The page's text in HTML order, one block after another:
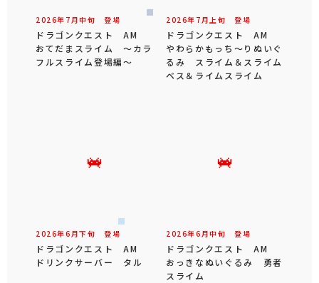
2026年 7 月中旬 登場
ドラゴンクエスト AM
おてだまスライム ～カラ
フルスライム登場編～
2026年 7 月 上旬 登場
ドラゴンクエスト AM
やわらかもっち～りぬいぐ
るみ スライム＆スライム
ベス＆ライムスライム
2026年6 月下旬 登場
ドラゴンクエスト AM
ドリンクサーバー タル
2026年6 月中旬 登場
ドラゴンクエスト AM
おっきなぬいぐるみ 勇者
スライム